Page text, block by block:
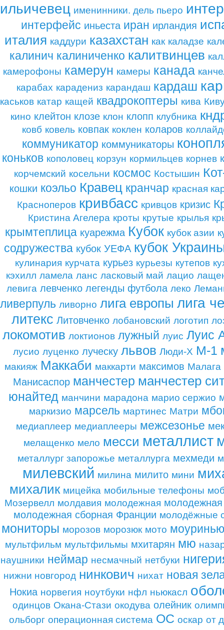
ильичевец именинники. дель пьеро интер
интерфейс иньеста иран ирландия
италия каддури казахстан как каладзе
калинич калиниченко калитвинцев
камерофоны камерун камеры канада
карабах карадениз карандаш кардаш
каськов катар кащей квадрокоптеры кива
кино клейтон клозе клон клопп клубника
ковб ковель ковпак коклен коларов
коммуникатор коммуникаторы
коньков кополовец корзун кормильцев корнев
корчемский косельни космос Костышин
кошки коэльо Кравец кранчар красная
Красноперов кривбасс кривцов кризис
Кристина Агелера кроты крутые крылья
крымтеплица куарежма Кубок кубок азии
содружества кубок УЕФА кубок
кулинария курчата курьез курьезы кутепов
кэхилл ламела ланс ласковый май лацио
левига левченко легенды футбола леко
ливерпуль ливорно лига европы лига
литекс Литовченко лобановский логотип
локомотив локтионов лужный луис Луис
лусио луценко луческу львов Люди-Х М-1
макияж Маккаби маккарти максимов Малага
Манисаспор манчестер манчестер
юнайтед манчини марадона марио сержио
маркизио марсель мартинес Матри
медиаплеер медиаплееры межсезонье
мелащенко мело месси металлист
металлург запорожье металлурга мехмеди
милевский милина милито мини
михалик мицейка мобильные телефоны
Мозервелл молдавия молодежная
молодежная сборная Франции молодёжные
мониторы морозов морозюк мото моуринью
мультфильм мультфильмы мхитарян мю
наушники неймар несмачный нетбуки
нижни новгород нинкович нихат новая
Нокиа норвегия ноутбуки нфл ньюкасл
одинцов Окана-Стази окодува олейник
ольборг операционная система ОС оскар от